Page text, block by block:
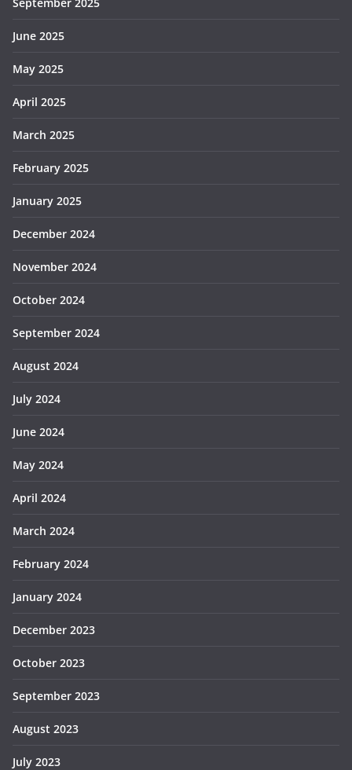
June 2025
May 2025
April 2025
March 2025
February 2025
January 2025
December 2024
November 2024
October 2024
September 2024
August 2024
July 2024
June 2024
May 2024
April 2024
March 2024
February 2024
January 2024
December 2023
October 2023
September 2023
August 2023
July 2023